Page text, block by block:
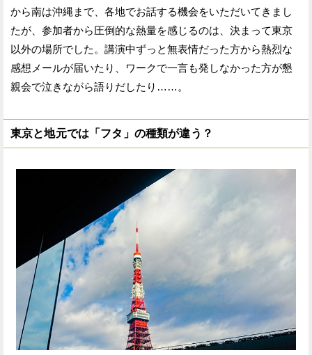
から南は沖縄まで、各地でお話する機会をいただいてきまし
たが、参加者から圧倒的な熱量を感じるのは、決まって東京
以外の場所でした。講演中ずっと無表情だった方から熱烈な
感想メールが届いたり、ワークで一言も発しなかった方が懇
親会で泣きながら語りだしたり……。
東京と地元では「フタ」の種類が違う？